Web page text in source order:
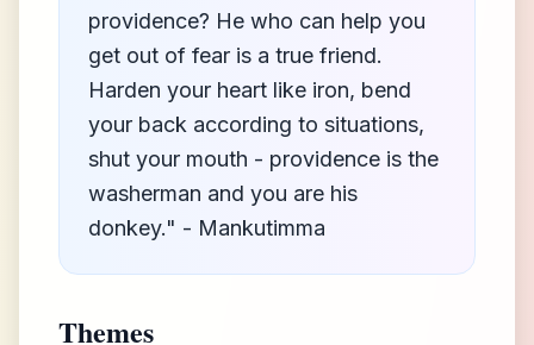
providence? He who can help you
get out of fear is a true friend.
Harden your heart like iron, bend
your back according to situations,
shut your mouth - providence is the
washerman and you are his
donkey." - Mankutimma
Themes